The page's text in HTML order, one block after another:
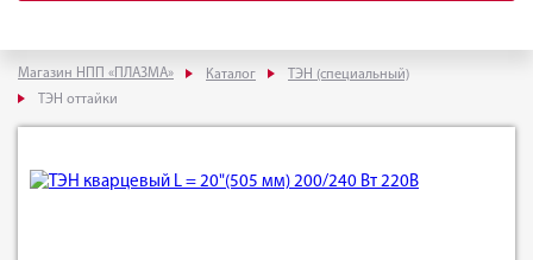
Магазин НПП «ПЛАЗМА» Каталог
ТЭН (специальный)
ТЭН оттайки